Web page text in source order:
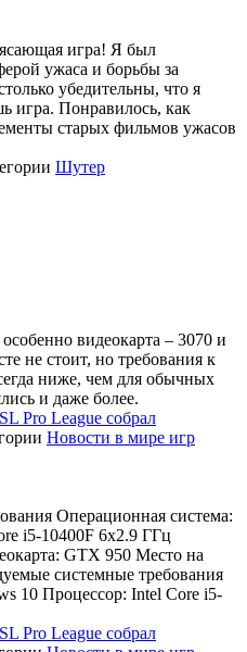
игра! Я был
ужаса и борьбы за
убедительны, что я
игра. Понравилось, как
старых фильмов ужасов
Шутер
видеокарта – 3070 и
не стоит, но требования к
ниже, чем для обычных
и даже более.
Pro League собрал
Новости в мире игр
Операционная система:
i5-10400F 6x2.9 ГГц
GTX 950 Место на
системные требования
10 Процессор: Intel Core i5-
Pro League собрал